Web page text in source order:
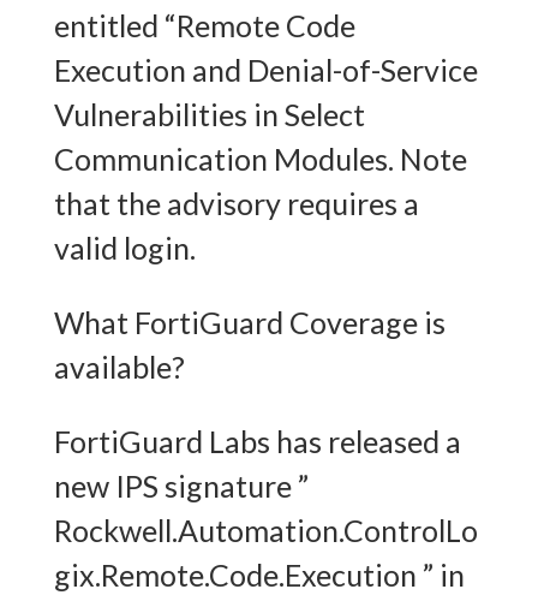
entitled “Remote Code
Execution and Denial-of-Service
Vulnerabilities in Select
Communication Modules. Note
that the advisory requires a
valid login.
What FortiGuard Coverage is
available?
FortiGuard Labs has released a
new IPS signature ”
Rockwell.Automation.ControlLo
gix.Remote.Code.Execution ” in